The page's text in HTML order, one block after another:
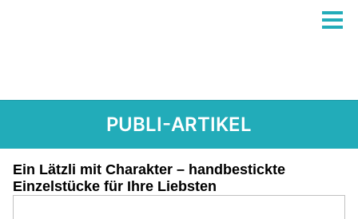
PUBLI-ARTIKEL
Ein Lätzli mit Charakter – handbestickte
Einzelstücke für Ihre Liebsten